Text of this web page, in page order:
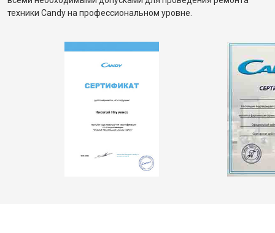
техники Candy на профессиональном уровне.